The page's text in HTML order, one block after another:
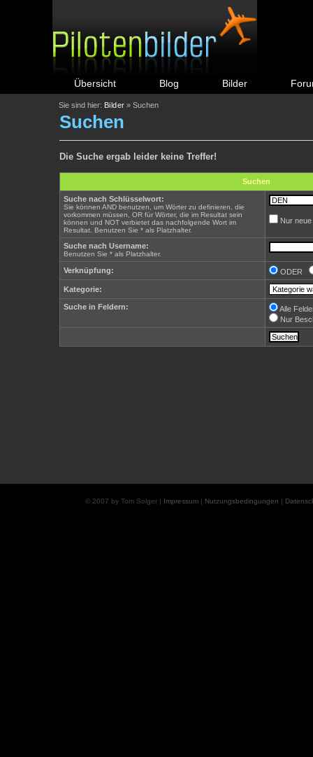
Übersicht Blog Bilder
Sie sind hier: Bilder » Suchen
Suchen
Die Suche ergab leider keine Treffer!
Suchen
Suche nach Schlüsselwort:
Sie können AND benutzen, um Wörter zu definieren, die
vorkommen müssen, OR für Wörter, die im Resultat sein
können und NOT verbietet das nachfolgende Wort im
Resultat. Benutzen Sie * als Platzhalter.
Nur
Suche nach Username:
Benutzen Sie * als Platzhalter.
Verknüpfung: ODER
Kategorie:
Suche in Feldern:
Alle
Nur
© 2007 by Tom Solger | Impressum| Nutzungsbedingungen |